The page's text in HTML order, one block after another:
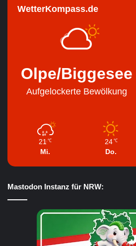
WetterKompass.de
Olpe/Biggesee
Aufgelockerte Bewölkung
21 ℃
Mi.
24 ℃
Do.
Mastodon Instanz für NRW: